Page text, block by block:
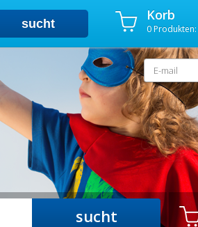
sucht
Korb
0 Produkten:
sucht